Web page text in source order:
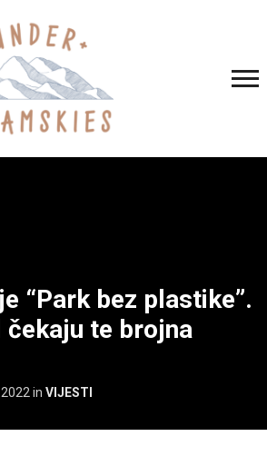
“Park bez plastike”.
čekaju te brojna
in VIJESTI